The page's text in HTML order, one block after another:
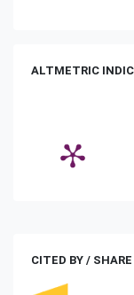
ALTMETRIC
CITED BY / SHARE